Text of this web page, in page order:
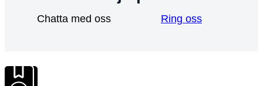
Chatta med oss Ring oss